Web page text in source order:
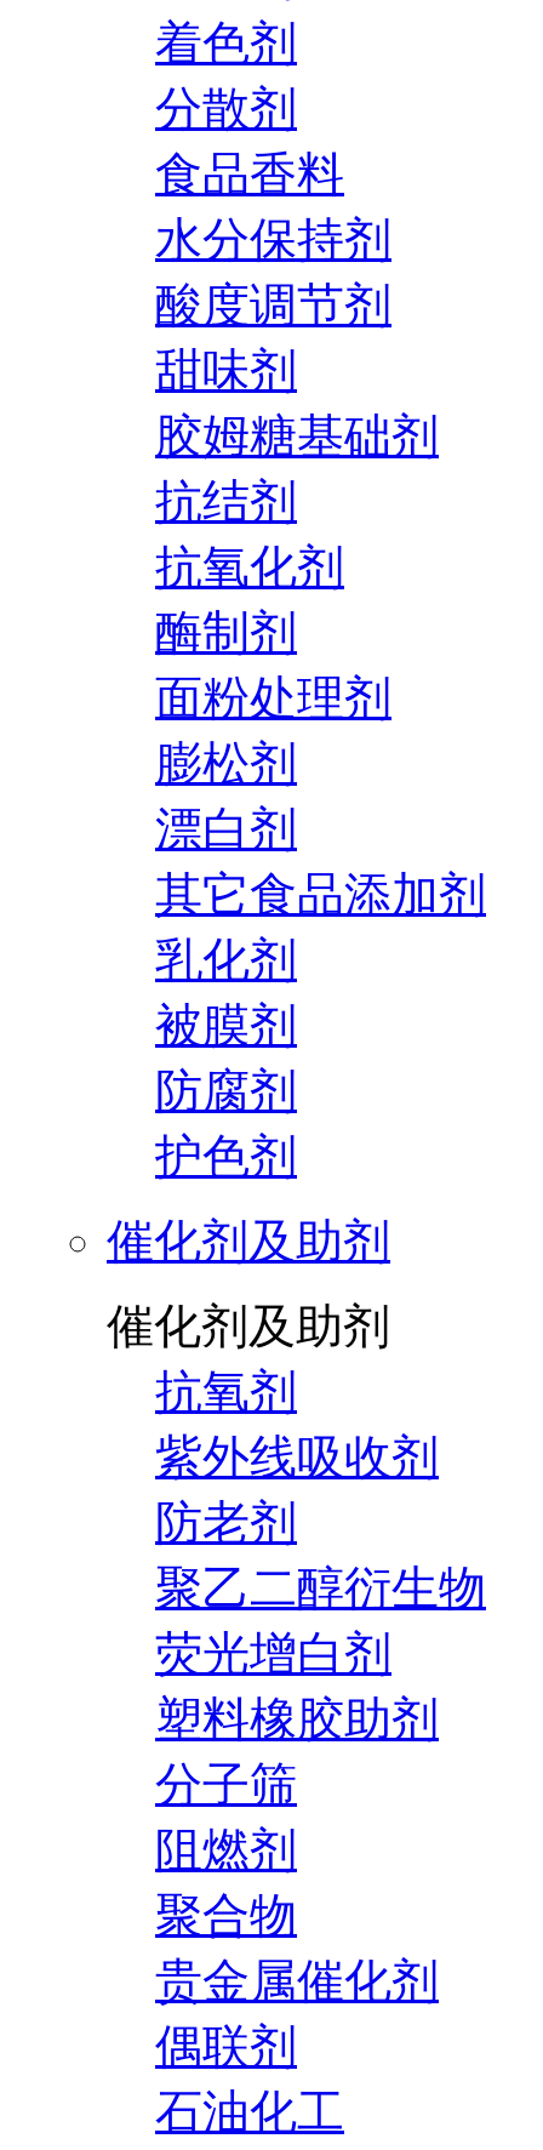
着色剂
分散剂
食品香料
水分保持剂
酸度调节剂
甜味剂
胶姆糖基础剂
抗结剂
抗氧化剂
酶制剂
面粉处理剂
膨松剂
漂白剂
其它食品添加剂
乳化剂
被膜剂
防腐剂
护色剂
催化剂及助剂
催化剂及助剂
抗氧剂
紫外线吸收剂
防老剂
聚乙二醇衍生物
荧光增白剂
塑料橡胶助剂
分子筛
阻燃剂
聚合物
贵金属催化剂
偶联剂
石油化工